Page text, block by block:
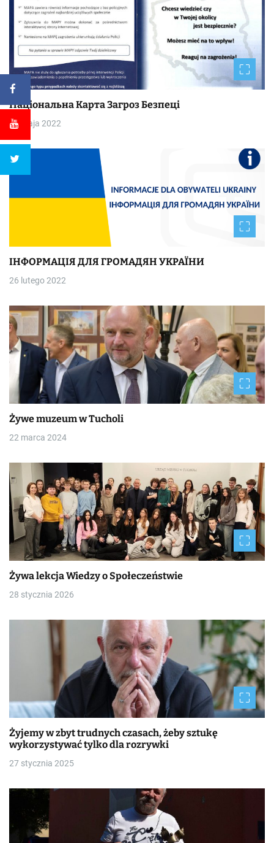
Національна Kapтa Загроз Безпеці
30 maja 2022
ІНФОРМАЦІЯ ДЛЯ ГРОМАДЯН УКРАЇНИ
26 lutego 2022
Żywe muzeum w Tucholi
22 marca 2024
Żywa lekcja Wiedzy o Społeczeństwie
28 stycznia 2026
Żyjemy w zbyt trudnych czasach, żeby sztukę
wykorzystywać tylko dla rozrywki
27 stycznia 2025